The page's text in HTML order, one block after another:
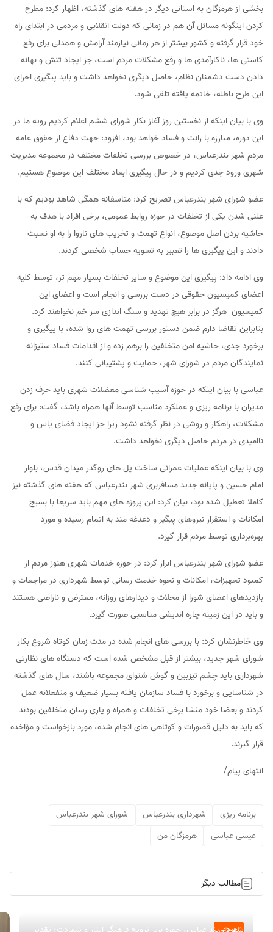
بخشی از هرمزگان به استانی دیگر در هفته های گذشته، اظهار کرد: مطرح
کردن اینگونه مسائل آن هم در زمانی که دولت انقلابی و مردمی در ابتدای راه
خود قرار گرفته و کشور بیشتر از هر زمانی نیازمند آرامش و همدلی برای رفع
کاستی ها، ناکارآمدی ها و رفع مشکلات مردم است، جز ایجاد تنش و بهانه
دادن دست دشمنان نظام، حاصل دیگری نخواهد داشت و باید پیگیری اجرای
این طرح باطله، خاتمه یافته تلقی شود.
وی با بیان اینکه از نخستین روز آغاز بکار شورای ششم اعلام کردیم رویه ما در
این دوره، مبارزه با رانت و فساد خواهد بود، افزود: جهت دفاع از حقوق عامه
مردم شهر بندرعباس، در خصوص بررسی تخلفات مختلف در مجموعه مدیریت
شهری ورود جدی کردیم و در حال پیگیری ابعاد مختلف این موضوع هستیم.
عضو شورای شهر بندرعباس تصریح کرد: متاسفانه همگی شاهد بودیم که با
علنی شدن یکی از تخلفات در حوزه روابط عمومی، برخی افراد با هدف به
حاشیه بردن اصل موضوع، انواع تهمت و تخریب های ناروا را به او نسبت
دادند و این پیگیری ها را تعبیر به تسویه حساب شخصی کردند.
وی ادامه داد: پیگیری این موضوع و سایر تخلفات بسیار مهم تر، توسط کلیه
اعضای کمیسیون حقوقی در دست بررسی و انجام است و اعضای این
کمیسیون هرگز در برابر هیچ تهدید و سنگ اندازی سر خم نخواهند کرد.
بنابراین تقاضا دارم ضمن دستور بررسی تهمت های روا شده، با پیگیری و
برخورد جدی، حاشیه امن متخلفین را برهم زده و از اقدامات فساد ستیزانه
نمایندگان مردم در شورای شهر، حمایت و پشتیبانی کنند.
عباسی با بیان اینکه در حوزه آسیب شناسی معضلات شهری باید حرف زدن
مدیران با برنامه ریزی و عملکرد مناسب توسط آنها همراه باشد، گفت: برای رفع
مشکلات، راهکار و روشی در نظر گرفته نشود زیرا جز ایجاد فضای یاس و
ناامیدی در مردم حاصل دیگری نخواهد داشت.
وی با بیان اینکه عملیات عمرانی ساخت پل های روگذر میدان قدس، بلوار
امام حسین و پایانه جدید مسافربری شهر بندرعباس که هفته های گذشته نیز
کاملا تعطیل شده بود، بیان کرد: این پروژه های مهم باید سریعا با بسیج
امکانات و استقرار نیروهای پیگیر و دغدغه مند به اتمام رسیده و مورد
بهره‌برداری توسط مردم قرار گیرد.
عضو شورای شهر بندرعباس ابراز کرد: در حوزه خدمات شهری هنوز مردم از
کمبود تجهیزات، امکانات و نحوه خدمت رسانی توسط شهرداری در مراجعات و
بازدیدهای اعضای شورا از محلات و دیدارهای روزانه، معترض و ناراضی هستند
و باید در این زمینه چاره اندیشی مناسبی صورت گیرد.
وی خاطرنشان کرد: با بررسی های انجام شده در مدت زمان کوتاه شروع بکار
شورای شهر جدید، بیشتر از قبل مشخص شده است که دستگاه های نظارتی
شهرداری باید چشم تیزبین و گوش شنوای مجموعه باشند، سال های گذشته
در شناسایی و برخورد با فساد سازمان یافته بسیار ضعیف و منفعلانه عمل
کردند و بعضا خود منشا برخی تخلفات و همراه و یاری رسان متخلفین بودند
که باید به دلیل قصورات و کوتاهی های انجام شده، مورد بازخواست و مؤاخده
قرار گیرند.
انتهای پیام/
برنامه ریزی شهرداری بندرعباس
شورای شهر بندرعباس
عیسی عباسی
هرمزگان من
مطالب دیگر
اجتماعی